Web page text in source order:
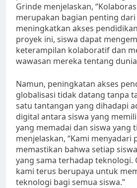
Grinde menjelaskan,
merupakan bagian penting
meningkatkan akses
proyek ini, siswa dapat
keterampilan kolaboratif dan
wawasan mereka tentang
Namun, peningkatan akses
globalisasi tidak datang tanpa
satu tantangan yang dihadapi
digital antara siswa yang
yang memadai dan siswa yang
menjelaskan, “Kami menyadari
memastikan bahwa setiap
yang sama terhadap teknologi.
kami terus berupaya untuk
teknologi bagi semua siswa.”